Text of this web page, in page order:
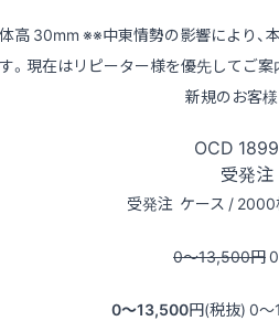
高 30mm ※※中東情勢の影響により、
。現在はリピーター様を優先してご案
新規のお客
OCD
受発注
受発注 ケース /
0〜13,500円0
0〜13,500円(税抜) 0〜